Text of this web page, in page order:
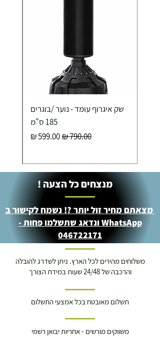
שק איגרוף עומד - נוער /בוגרים
185 ס"מ
מחיר רגילמחיר מבצע
מנצחים כל הצעה !
מצאתם מחיר זול יותר ?! נשמח לקישור ב
WhatsApp ונדאג שתשלמו פחות -
046722171
משלוחים מהירים לכל הארץ. ניתן לשדרג להובלה
והרכבה של 24/48 שעות במידת הצורך
תשלום מאובטח בכל אמצעי התשלום
משווקים מורשים - אחריות יבואן רשמי